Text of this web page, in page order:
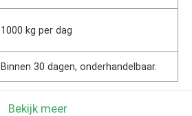
1000 kg per dag
Binnen 30 dagen, onderhandelbaar.
Bekijk meer